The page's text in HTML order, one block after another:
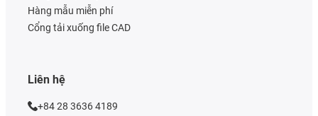
Hàng mẫu miễn phí
Cổng tải xuống file CAD
Liên hệ
+84 28 3636 4189